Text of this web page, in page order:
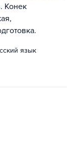
Конек
язык